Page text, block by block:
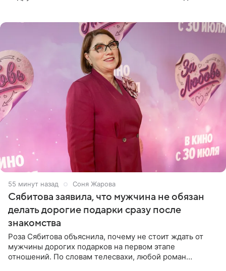
55 минут назад Соня Жарова
Сябитова заявила, что мужчина не обязан
делать дорогие подарки сразу после
знакомства
Роза Сябитова объяснила, почему не стоит ждать от
мужчины дорогих подарков на первом этапе
отношений. По словам телесвахи, любой роман